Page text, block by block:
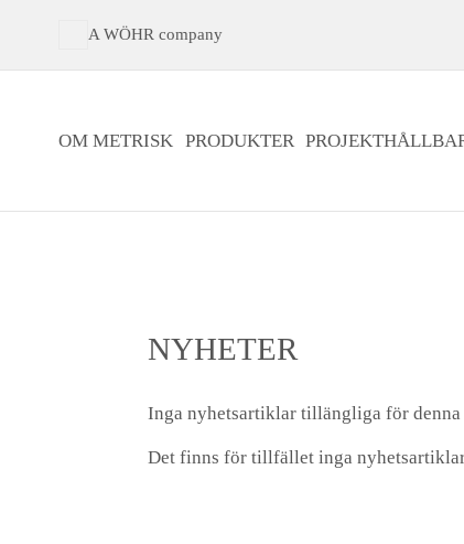
A WÖHR company
OM METRISK PRODUKTER PROJEKT
NYHETER
Inga nyhetsartiklar tillängliga för denna
Det finns för tillfället inga